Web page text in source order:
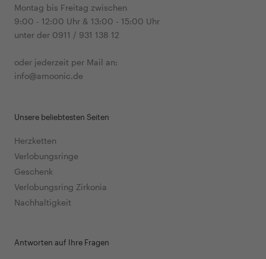
Montag bis Freitag zwischen
9:00 - 12:00 Uhr & 13:00 - 15:00 Uhr
unter der 0911 / 931 138 12
oder jederzeit per Mail an:
info@amoonic.de
Unsere beliebtesten Seiten
Herzketten
Verlobungsringe
Geschenk
Verlobungsring Zirkonia
Nachhaltigkeit
Antworten auf Ihre Fragen